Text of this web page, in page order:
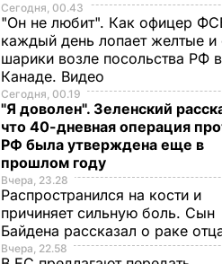
Сегодня, 00.43
"Он не любит". Как офицер
каждый день лопает желтые и
шарики возле посольства РФ в
Канаде. Видео
Сегодня, 00.19
"Я доволен". Зеленский
что 40-дневная операция
РФ была утверждена еще в
прошлом году
Вчера, 23.28
Распространился на кости и
причиняет сильную боль. Сын
Байдена рассказал о раке
Вчера, 22.58